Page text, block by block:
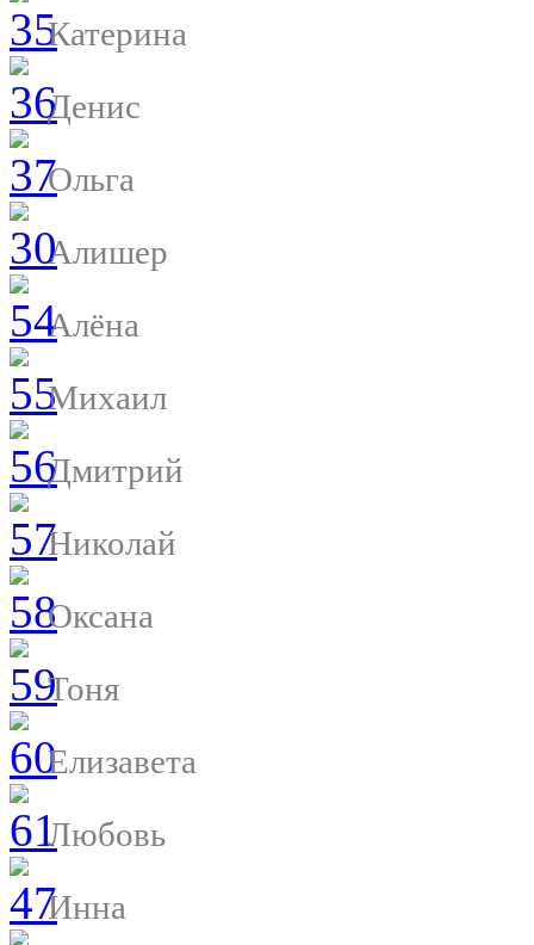
Катерина
Денис
Ольга
Алишер
Алёна
Михаил
Дмитрий
Николай
Оксана
Тоня
Елизавета
Любовь
Инна